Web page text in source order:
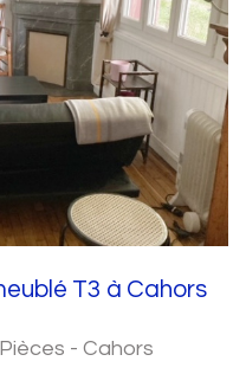
T3 à Cahors
- Cahors